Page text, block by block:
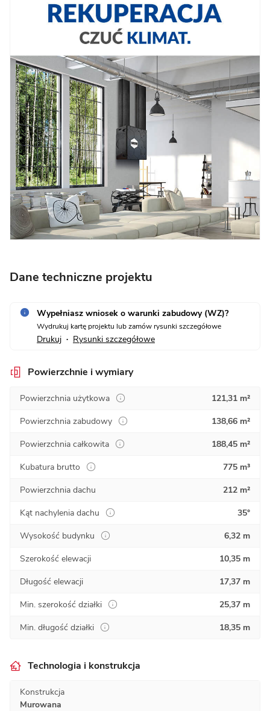
Dane techniczne projektu
Wypełniasz wniosek o warunki zabudowy (WZ)?
Wydrukuj kartę projektu lub zamów rysunki szczegółowe
Drukuj • Rysunki szczegółowe
Powierzchnie i wymiary
Powierzchnia użytkowa
121,31 m²
Powierzchnia zabudowy
138,66 m²
Powierzchnia całkowita
188,45 m²
Kubatura brutto
775 m³
Powierzchnia dachu
212 m²
Kąt nachylenia dachu
35°
Wysokość budynku
6,32 m
Szerokość elewacji
10,35 m
Długość elewacji
17,37 m
Min. szerokość działki
25,37 m
Min. długość działki
18,35 m
Technologia i konstrukcja
Konstrukcja
Murowana